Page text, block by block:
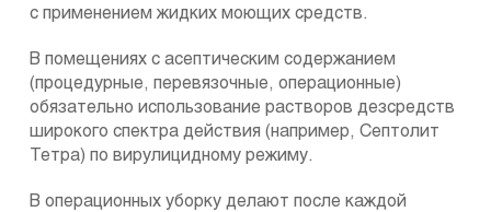
с применением жидких моющих средств.
В помещениях с асептическим содержанием
(процедурные, перевязочные, операционные)
обязательно использование растворов дезсредств
широкого спектра действия (например, Септолит
Тетра) по вирулицидному режиму.
В операционных уборку делают после каждой